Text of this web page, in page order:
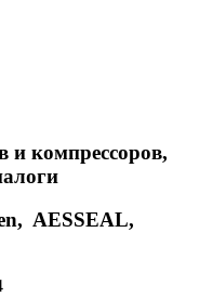
и компрессоров,
AESSEAL,